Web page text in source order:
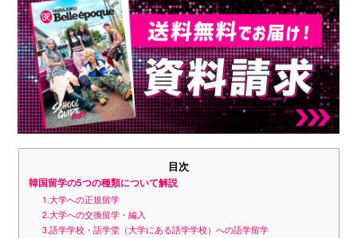
目次
韓国留学の5つの種類について解説
1.大学への正規留学
2.大学への交換留学・編入
3.語学学校・語学堂（大学にある語学学校）への語学留学